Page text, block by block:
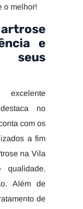
o melhor!
e
seus
no
com os
a fim
na Vila
Além de
de